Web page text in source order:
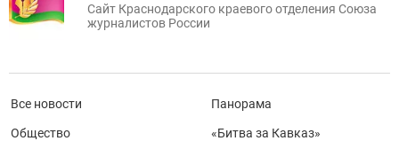
Сайт Краснодарского краевого отделения Союза
журналистов России
Все новости
Общество
Панорама
«Битва за Кавказ»